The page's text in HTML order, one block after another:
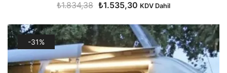
₺1.834,38 Orijinal
₺1.834,38.
₺1.535,30 Şu
fiyat:
₺1.535,30.
KDV Dahil
-31%